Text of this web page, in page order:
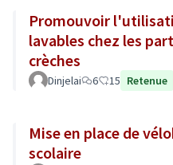
Promouvoir
lavables chez les
crèches
Dinjelai 6 15 Retenue
Mise en place de
scolaire